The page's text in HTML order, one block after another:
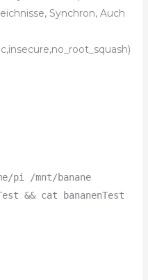
Synchron, Auch
pi /mnt/banane
&& cat bananenTest